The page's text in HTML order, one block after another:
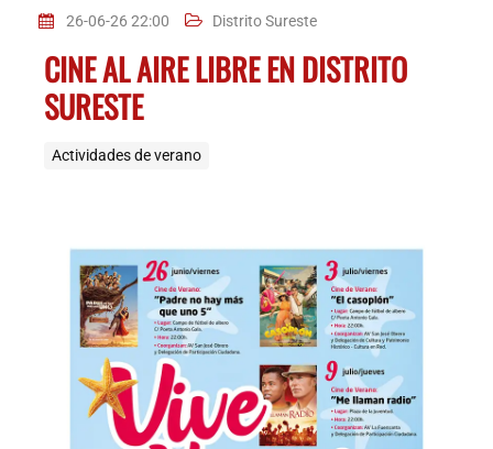
26-06-26 22:00 Distrito Sureste
CINE AL AIRE LIBRE EN DISTRITO
SURESTE
Actividades de verano